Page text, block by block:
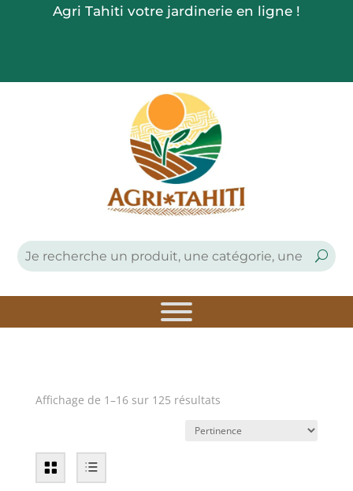
Agri Tahiti votre jardinerie en ligne !
Affichage de 1–16 sur 125 résultats